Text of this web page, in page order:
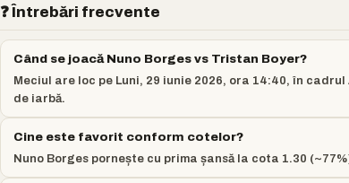
❓ Întrebări frecvente
Când se joacă Nuno Borges vs Tristan Boyer?
Meciul are loc pe Luni, 29 iunie 2026, ora 14:40, în
de iarbă.
Cine este favorit conform cotelor?
Nuno Borges pornește cu prima șansă la cota 1.30